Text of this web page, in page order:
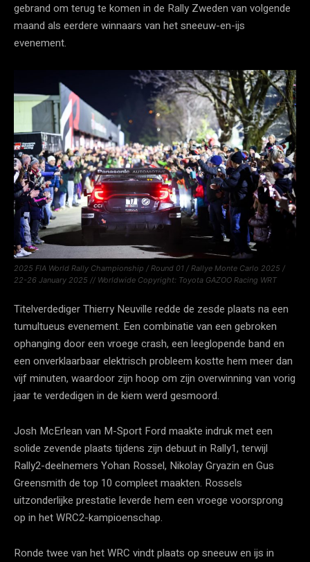
gebrand om terug te komen in de Rally Zweden van volgende
maand als eerdere winnaars van het sneeuw-en-ijs
evenement.
2025 FIA World Rally Championship / Round 01 / Rallye Monte Carlo 2025 /
22-26 January 2025 // Worldwide Copyright: Toyota GAZOO Racing WRT
Titelverdediger Thierry Neuville redde de zesde plaats na een
tumultueus evenement. Een combinatie van een gebroken
ophanging door een vroege crash, een leeglopende band en
een onverklaarbaar elektrisch probleem kostte hem meer dan
vijf minuten, waardoor zijn hoop om zijn overwinning van vorig
jaar te verdedigen in de kiem werd gesmoord.
Josh McErlean van M-Sport Ford maakte indruk met een
solide zevende plaats tijdens zijn debuut in Rally1, terwijl
Rally2-deelnemers Yohan Rossel, Nikolay Gryazin en Gus
Greensmith de top 10 compleet maakten. Rossels
uitzonderlijke prestatie leverde hem een vroege voorsprong
op in het WRC2-kampioenschap.
Ronde twee van het WRC vindt plaats op sneeuw en ijs in